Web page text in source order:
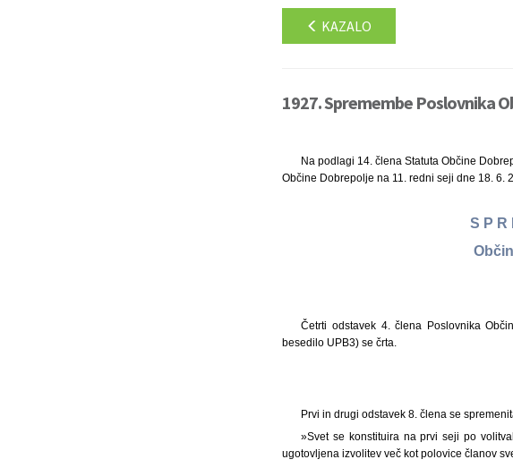
KAZALO
1927. Spremembe Poslovnika
Na podlagi 14. člena Statuta Občine
Občine Dobrepolje na 11. redni seji dne 18. 6.
S P R
Četrti odstavek 4. člena Poslovnika
besedilo UPB3) se črta.
Prvi in drugi odstavek 8. člena se
»Svet se konstituira na prvi seji po
ugotovljena izvolitev več kot polovice članov